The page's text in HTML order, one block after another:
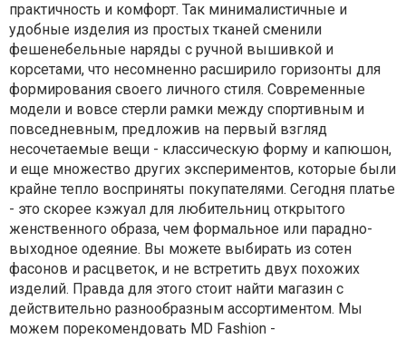
практичность и комфорт. Так минималистичные и
удобные изделия из простых тканей сменили
фешенебельные наряды с ручной вышивкой и
корсетами, что несомненно расширило горизонты для
формирования своего личного стиля. Современные
модели и вовсе стерли рамки между спортивным и
повседневным, предложив на первый взгляд
несочетаемые вещи - классическую форму и капюшон,
и еще множество других экспериментов, которые были
крайне тепло восприняты покупателями. Сегодня платье
- это скорее кэжуал для любительниц открытого
женственного образа, чем формальное или парадно-
выходное одеяние. Вы можете выбирать из сотен
фасонов и расцветок, и не встретить двух похожих
изделий. Правда для этого стоит найти магазин с
действительно разнообразным ассортиментом. Мы
можем порекомендовать MD Fashion -